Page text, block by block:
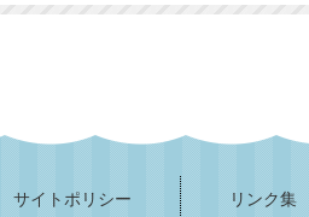
サイトポリシー リンク集